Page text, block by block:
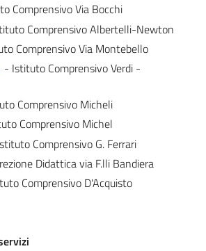
Comprensivo Via Bocchi
Comprensivo Albertelli-Newton
Comprensivo Via Montebello
- Istituto Comprensivo Verdi -
Comprensivo Micheli
Comprensivo Michel
Comprensivo G. Ferrari
Didattica via F.lli Bandiera
Comprensivo D'Acquisto